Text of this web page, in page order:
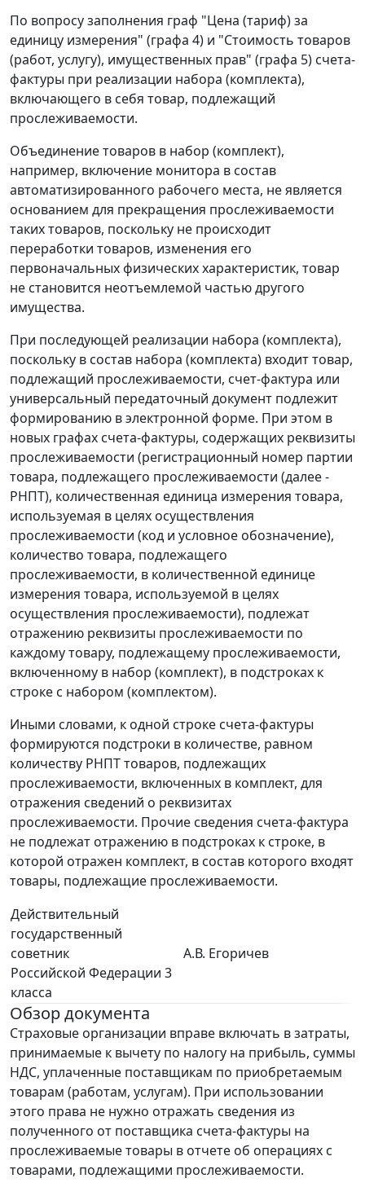
По вопросу заполнения граф "Цена (тариф) за
единицу измерения" (графа 4) и "Стоимость товаров
(работ, услугу), имущественных прав" (графа 5) счета-
фактуры при реализации набора (комплекта),
включающего в себя товар, подлежащий
прослеживаемости.
Объединение товаров в набор (комплект),
например, включение монитора в состав
автоматизированного рабочего места, не является
основанием для прекращения прослеживаемости
таких товаров, поскольку не происходит
переработки товаров, изменения его
первоначальных физических характеристик, товар
не становится неотъемлемой частью другого
имущества.
При последующей реализации набора (комплекта),
поскольку в состав набора (комплекта) входит товар,
подлежащий прослеживаемости, счет-фактура или
универсальный передаточный документ подлежит
формированию в электронной форме. При этом в
новых графах счета-фактуры, содержащих реквизиты
прослеживаемости (регистрационный номер партии
товара, подлежащего прослеживаемости (далее -
РНПТ), количественная единица измерения товара,
используемая в целях осуществления
прослеживаемости (код и условное обозначение),
количество товара, подлежащего
прослеживаемости, в количественной единице
измерения товара, используемой в целях
осуществления прослеживаемости), подлежат
отражению реквизиты прослеживаемости по
каждому товару, подлежащему прослеживаемости,
включенному в набор (комплект), в подстроках к
строке с набором (комплектом).
Иными словами, к одной строке счета-фактуры
формируются подстроки в количестве, равном
количеству РНПТ товаров, подлежащих
прослеживаемости, включенных в комплект, для
отражения сведений о реквизитах
прослеживаемости. Прочие сведения счета-фактура
не подлежат отражению в подстроках к строке, в
которой отражен комплект, в состав которого входят
товары, подлежащие прослеживаемости.
Действительный
государственный
советник
Российской Федерации 3
класса
А.В. Егоричев
Обзор документа
Страховые организации вправе включать в затраты,
принимаемые к вычету по налогу на прибыль, суммы
НДС, уплаченные поставщикам по приобретаемым
товарам (работам, услугам). При использовании
этого права не нужно отражать сведения из
полученного от поставщика счета-фактуры на
прослеживаемые товары в отчете об операциях с
товарами, подлежащими прослеживаемости.